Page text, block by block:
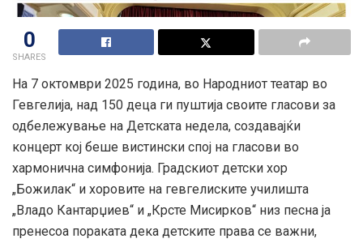
0
SHARES
На 7 октомври 2025 година, во Народниот театар во
Гевгелија, над 150 деца ги пуштија своите гласови за
одбележување на Детската недела, создавајќи
концерт кој беше вистински спој на гласови во
хармонична симфонија. Градскиот детски хор
„Божилак“ и хоровите на гевгелиските училишта
„Владо Кантарџиев“ и „Крсте Мисирков“ низ песна ја
пренесоа пораката дека детските права се важни,